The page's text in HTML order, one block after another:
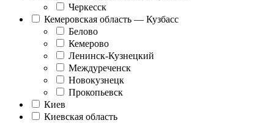
Черкесск
Кемеровская область — Кузбасс
Белово
Кемерово
Ленинск-Кузнецкий
Междуреченск
Новокузнецк
Прокопьевск
Киев
Киевская область